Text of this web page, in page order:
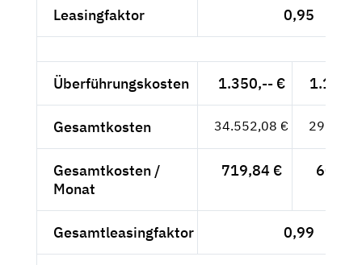
Leasingfaktor 0,95
Überführungskosten 1.350,-- €
Gesamtkosten 34.552,08 €
Gesamtkosten /
Monat
719,84 €
Gesamtleasingfaktor 0,99